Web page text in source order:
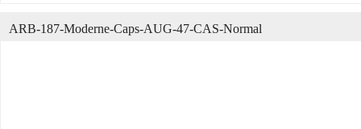
ARB-187-Moderne-Caps-AUG-47-CAS-Normal